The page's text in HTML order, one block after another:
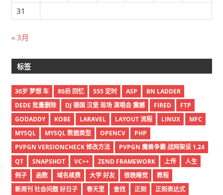
31
« 3月
标签
30岁 梦想 车 80后 回忆 555 定时 ASP
BN LADDER
DEDE 批量删除
DJ 德国 汉堡 现场 演唱会 震撼 FIRED
FTP
GODADDY
KOBE LARAVEL LAYOUT 流程 LINUX
MFC
MYSQL
MYSQL 数据类型 OPENCV
PHP
PVPGN VERSIONCHECK 修改方法
PVPGN 魔兽争霸 战网架设 1.24
QT
SNAPSHOT VC++ ZEND FRAMEWORK 上传
人生
例子
函数 域名续费 大学 好友 很晚睡觉
教程
新周刊 社会问题 好日子
春天里 查找 正则
正则表达式